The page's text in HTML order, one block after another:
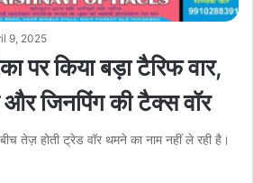
9, 2025
पर किया बड़ा टैरिफ वार,
और जिनपिंग की टैक्स वॉर
तेज़ होती ट्रेड वॉर थमने का नाम नहीं ले रही है।